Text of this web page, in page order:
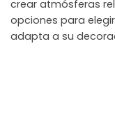
crear atmósferas
opciones para
adapta a su